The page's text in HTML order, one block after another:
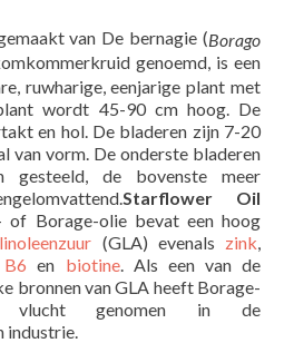
van De bernagie (Borago
genoemd, is een
ruwharige, eenjarige plant met
wordt 45-90 cm hoog. De
en hol. De bladeren zijn 7-20
van vorm. De onderste bladeren
gesteeld, de bovenste meer
Starflower Oil
of Borage-olie bevat een hoog
(GLA) evenals zink,
en biotine. Als een van de
bronnen van GLA heeft Borage-
genomen in de
industrie.